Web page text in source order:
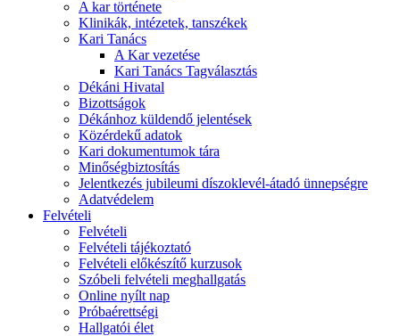
A kar története
Klinikák, intézetek, tanszékek
Kari Tanács
A Kar vezetése
Kari Tanács Tagválasztás
Dékáni Hivatal
Bizottságok
Dékánhoz küldendő jelentések
Közérdekű adatok
Kari dokumentumok tára
Minőségbiztosítás
Jelentkezés jubileumi díszoklevél-átadó ünnepségre
Adatvédelem
Felvételi
Felvételi
Felvételi tájékoztató
Felvételi előkészítő kurzusok
Szóbeli felvételi meghallgatás
Online nyílt nap
Próbaérettségi
Hallgatói élet